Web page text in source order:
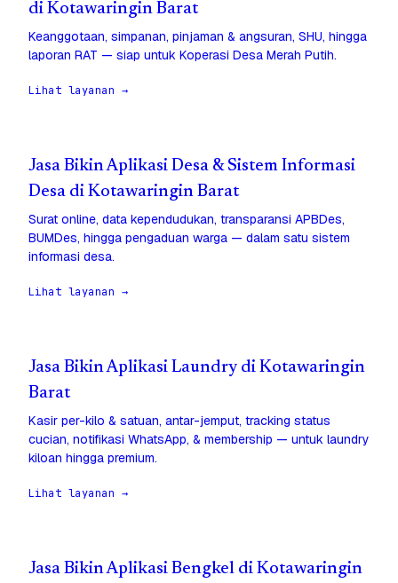
di Kotawaringin Barat
Keanggotaan, simpanan, pinjaman & angsuran, SHU, hingga
laporan RAT — siap untuk Koperasi Desa Merah Putih.
Lihat layanan →
Jasa Bikin Aplikasi Desa & Sistem Informasi
Desa di Kotawaringin Barat
Surat online, data kependudukan, transparansi APBDes,
BUMDes, hingga pengaduan warga — dalam satu sistem
informasi desa.
Lihat layanan →
Jasa Bikin Aplikasi Laundry di Kotawaringin
Barat
Kasir per-kilo & satuan, antar-jemput, tracking status
cucian, notifikasi WhatsApp, & membership — untuk laundry
kiloan hingga premium.
Lihat layanan →
Jasa Bikin Aplikasi Bengkel di Kotawaringin